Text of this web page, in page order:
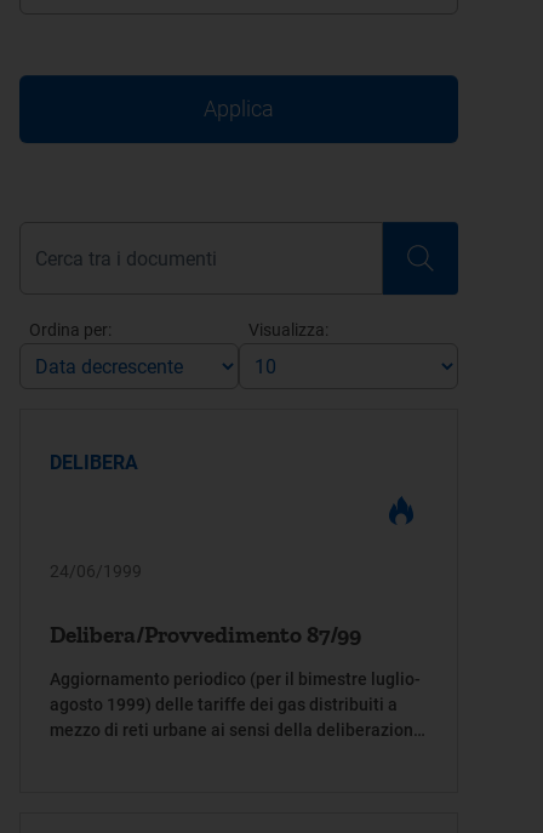
Applica
Ordina per: Visualizza:
DELIBERA
24/06/1999
Delibera/Provvedimento 87/99
Aggiornamento periodico (per il bimestre luglio-
agosto 1999) delle tariffe dei gas distribuiti a
mezzo di reti urbane ai sensi della deliberazione